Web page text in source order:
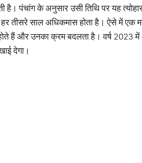
होती है। पंचांग के अनुसार उसी तिथि पर यह
तीसरे साल अधिकमास होता है। ऐसे में एक
हैं और उनका क्रम बदलता है। वर्ष 2023 में
देगा।